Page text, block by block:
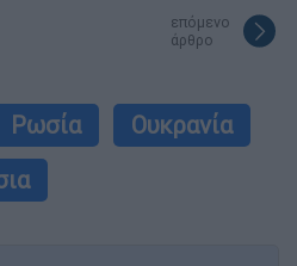
επόμενο
άρθρο
Ρωσία
Ουκρανία